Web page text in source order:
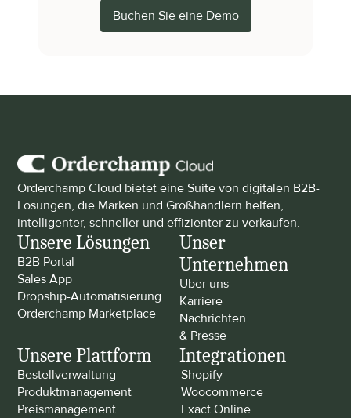
Buchen Sie eine Demo
Orderchamp Cloud bietet eine Suite von digitalen B2B-
Lösungen, die Marken und Großhändlern helfen,
intelligenter, schneller und effizienter zu verkaufen.
Unsere Lösungen
B2B Portal
Sales App
Dropship-Automatisierung
Orderchamp Marketplace
Unser
Unternehmen
Über uns
Karriere
Nachrichten
& Presse
Unsere Plattform
Bestellverwaltung
Produktmanagement
Preismanagement
Integrationen
Shopify
Woocommerce
Exact Online